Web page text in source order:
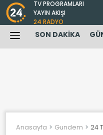
TV PROGRAMLARI
YAYIN AKIŞI
24 RADYO
SON DAKİKA
Anasayfa Gundem 24